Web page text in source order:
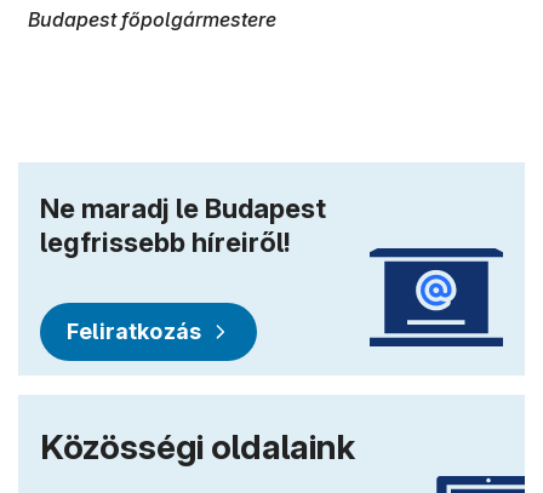
Budapest főpolgármestere
Ne maradj le Budapest
legfrissebb híreiről!
Feliratkozás
Közösségi oldalaink